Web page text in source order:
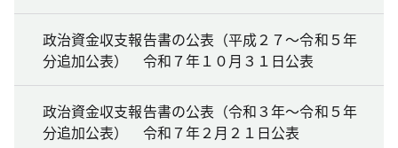
政治資金収支報告書の公表（平成２７～令和５年
分追加公表） 令和７年１０月３１日公表
政治資金収支報告書の公表（令和３年～令和５年
分追加公表） 令和７年２月２１日公表